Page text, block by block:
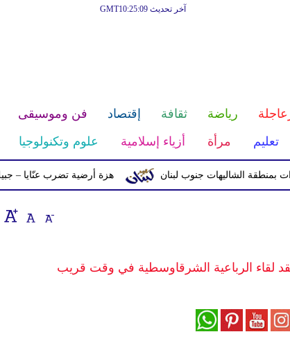
آخر تحديث GMT10:25:09
رياضة ثقافة إقتصاد فن وموسيقى
تعليم مرأة أزياء إسلامية علوم وتكنولوجيا
هزة أرضية تضرب عنّايا – جبيل بقوّة 2.8 درجات على مقياس ريختر الشاليهات جنوب لبنان
لقاء الرباعية الشرقاوسطية في وقت قريب